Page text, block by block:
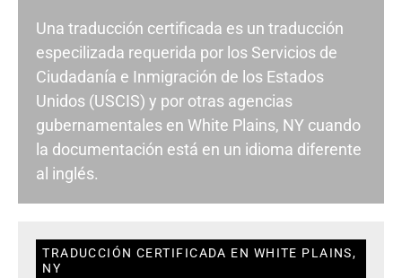
Una traducción certificada es un traducción
especilizada requerida por los Servicios de
Ciudadanía e Inmigración de los Estados
Unidos (USCIS) y por otras agencias
gubernamentales en White Plains, NY cuando
la documentación está en un idioma diferente
al inglés.
TRADUCCIÓN CERTIFICADA EN WHITE PLAINS,
NY